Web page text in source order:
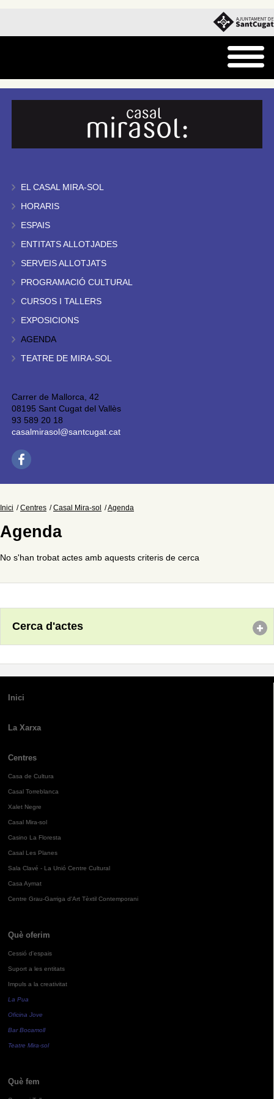
EL CASAL MIRA-SOL
HORARIS
ESPAIS
ENTITATS ALLOTJADES
SERVEIS ALLOTJATS
PROGRAMACIÓ CULTURAL
CURSOS I TALLERS
EXPOSICIONS
AGENDA
TEATRE DE MIRA-SOL
Carrer de Mallorca, 42
08195 Sant Cugat del Vallès
93 589 20 18
casalmirasol@santcugat.cat
Inici Centres Casal Mira-sol Agenda
Agenda
No s'han trobat actes amb aquests criteris de cerca
Cerca d'actes
Inici
La Xarxa
Centres
Casa de Cultura
Casal Torreblanca
Xalet Negre
Casal Mira-sol
Casino La Floresta
Casal Les Planes
Sala Clavé - La Unió Centre Cultural
Casa Aymat
Centre Grau-Garriga d'Art Tèxtil Contemporani
Què oferim
Cessió d'espais
Suport a les entitats
Impuls a la creativitat
La Pua
Oficina Jove
Bar Bocamoll
Teatre Mira-sol
Què fem